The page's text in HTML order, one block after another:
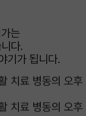
는
다.
기가 됩니다.
치료